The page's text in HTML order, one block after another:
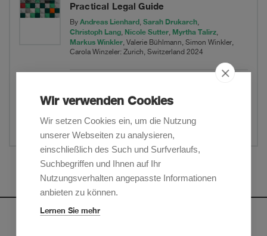
loan
facilities
Practical Legal Guide
By Andreas Lienhard, Sarah Drukarch,
Christoph Lang, Nicole Sutter, Myrtha Talirz,
Markus Winkler, Valerie Bühlmann, Simon Winkler,
Carola Winzeler: Zurich, Switzerland 2024
Website
Teilen
Wir verwenden Cookies
Wir setzen Cookies ein, um die Nutzung
unserer Webseiten zu analysieren,
einschließlich des Such und Surfverlaufs,
Suchbegriffen und Ihnen auf Ihr
Nutzungsverhalten angepasste Informationen
anbieten zu können.
Lernen Sie mehr